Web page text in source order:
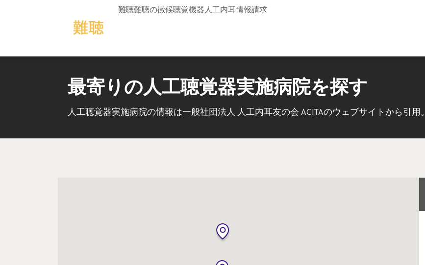
難聴難聴の徴候聴覚機器人工内耳情報請求
最寄りの人工聴覚器実施病院を探す
人工聴覚器実施病院の情報は一般社団法人 人工内耳友の会 ACITAのウェブサイトから引用。